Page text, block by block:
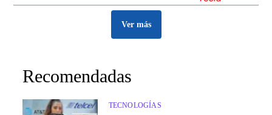
Ver más
Recomendadas
TECNOLOGÍAS